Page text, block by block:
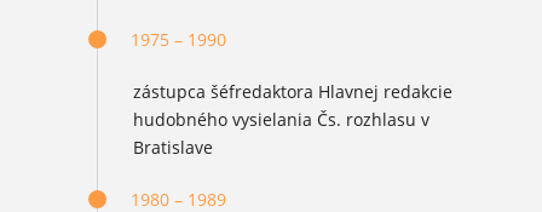
1975 – 1990
zástupca šéfredaktora Hlavnej redakcie
hudobného vysielania Čs. rozhlasu v
Bratislave
1980 – 1989